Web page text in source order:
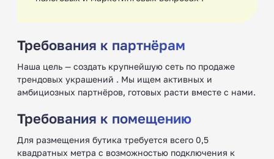
Требования к партнёрам
Наша цель — создать крупнейшую сеть по продаже
трендовых украшений . Мы ищем активных и
амбициозных партнёров, готовых расти вместе с нами.
Требования к помещению
Для размещения бутика требуется всего 0,5
квадратных метра с возможностью подключения к